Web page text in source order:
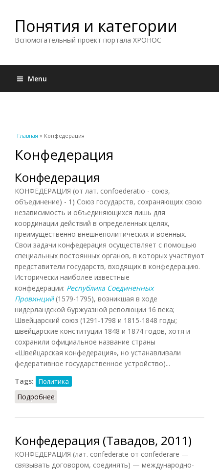
Понятия и категории
Вспомогательный проект портала ХРОНОС
Menu
Вы здесь
Главная » Конфедерация
Конфедерация
Конфедерация
КОНФЕДЕРАЦИЯ (от лат. confoederatio - союз,
объединение) - 1) Союз государств, сохраняющих свою
независимость и объединяющихся лишь для
координации действий в определенных целях,
преимущественно внешнеполитических и военных.
Свои задачи конфедерация осуществляет с помощью
специальных постоянных органов, в которых участвуют
представители государств, входящих в конфедерацию.
Исторически наиболее известные
конфедерации: Республика Соединенных
Провинций(1579-1795), возникшая в ходе
нидерландской буржуазной революции 16 века;
Швейцарский союз (1291-1798 и 1815-1848 годы;
швейцарские конституции 1848 и 1874 годов, хотя и
сохранили официальное название страны
«Швейцарская конфедерация», но устанавливали
федеративное государственное устройство)...
Tags:
Политика
Подробнее
Конфедерация (Тавадов, 2011)
КОНФЕДЕРАЦИЯ (лат. confederate от confederare —
связывать договором, соединять) — международно-